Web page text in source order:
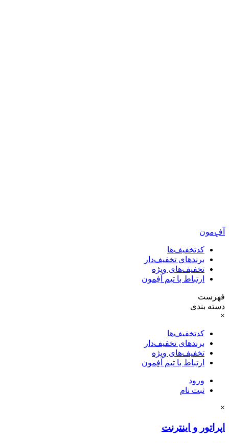
آفِ‌مون
کدتخفیف‌ها
برندهای تخفیف‌دار
تخفیف‌های ویژه
ارتباط با تیم آفِمون
فهرست
دسته بندی
×
کدتخفیف‌ها
برندهای تخفیف‌دار
تخفیف‌های ویژه
ارتباط با تیم آفِمون
ورود
ثبت نام
×
اپراتور و اینترنت